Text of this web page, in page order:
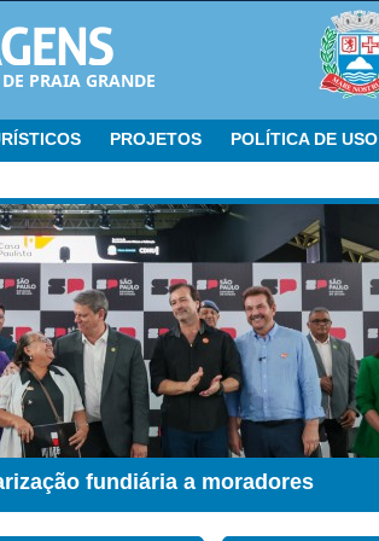
PRAIA GRANDE
PROJETOS POLÍTICA DE USO
fundiária a moradores
Sensorial